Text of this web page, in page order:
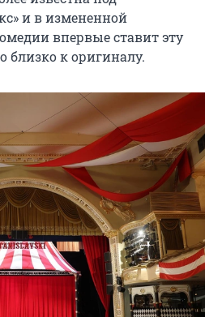
и в измененной
впервые ставит эту
к оригиналу.